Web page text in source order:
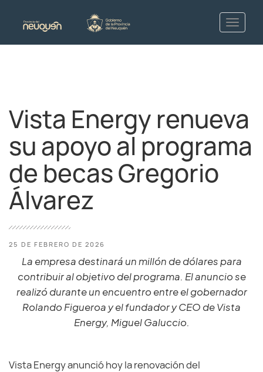
Vista Energy renueva
su apoyo al programa
de becas Gregorio
Álvarez
25 DE FEBRERO DE 2026
La empresa destinará un millón de dólares para
contribuir al objetivo del programa. El anuncio se
realizó durante un encuentro entre el gobernador
Rolando Figueroa y el fundador y CEO de Vista
Energy, Miguel Galuccio.
Vista Energy anunció hoy la renovación del